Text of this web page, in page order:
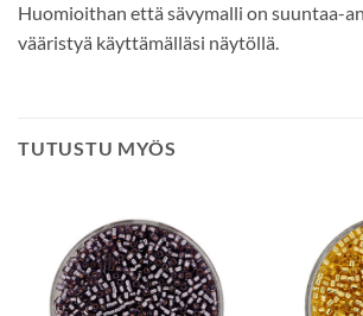
Huomioithan että sävymalli on suuntaa-
vääristyä käyttämälläsi näytöllä.
TUTUSTU MYÖS